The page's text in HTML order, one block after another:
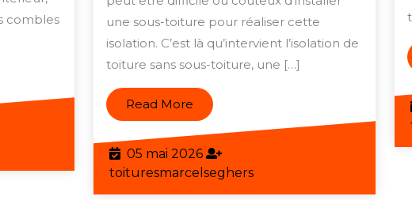
d’efficacité
énergétique
combles
Sans
Sous-
Toiture,
Solution
Économique
et
Efficace
une sous-toiture pour réaliser cette
isolation. C’est là qu’intervient l’isolation de
toiture sans sous-toiture, une […]
Read More Read
More
05 mai 202605
mai
2026
toituresmarcelsegherstoituresmarcelseghers